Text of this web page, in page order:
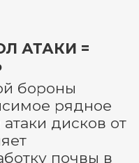
АТАКИ =
бороны
рядное
дисков от
почвы в